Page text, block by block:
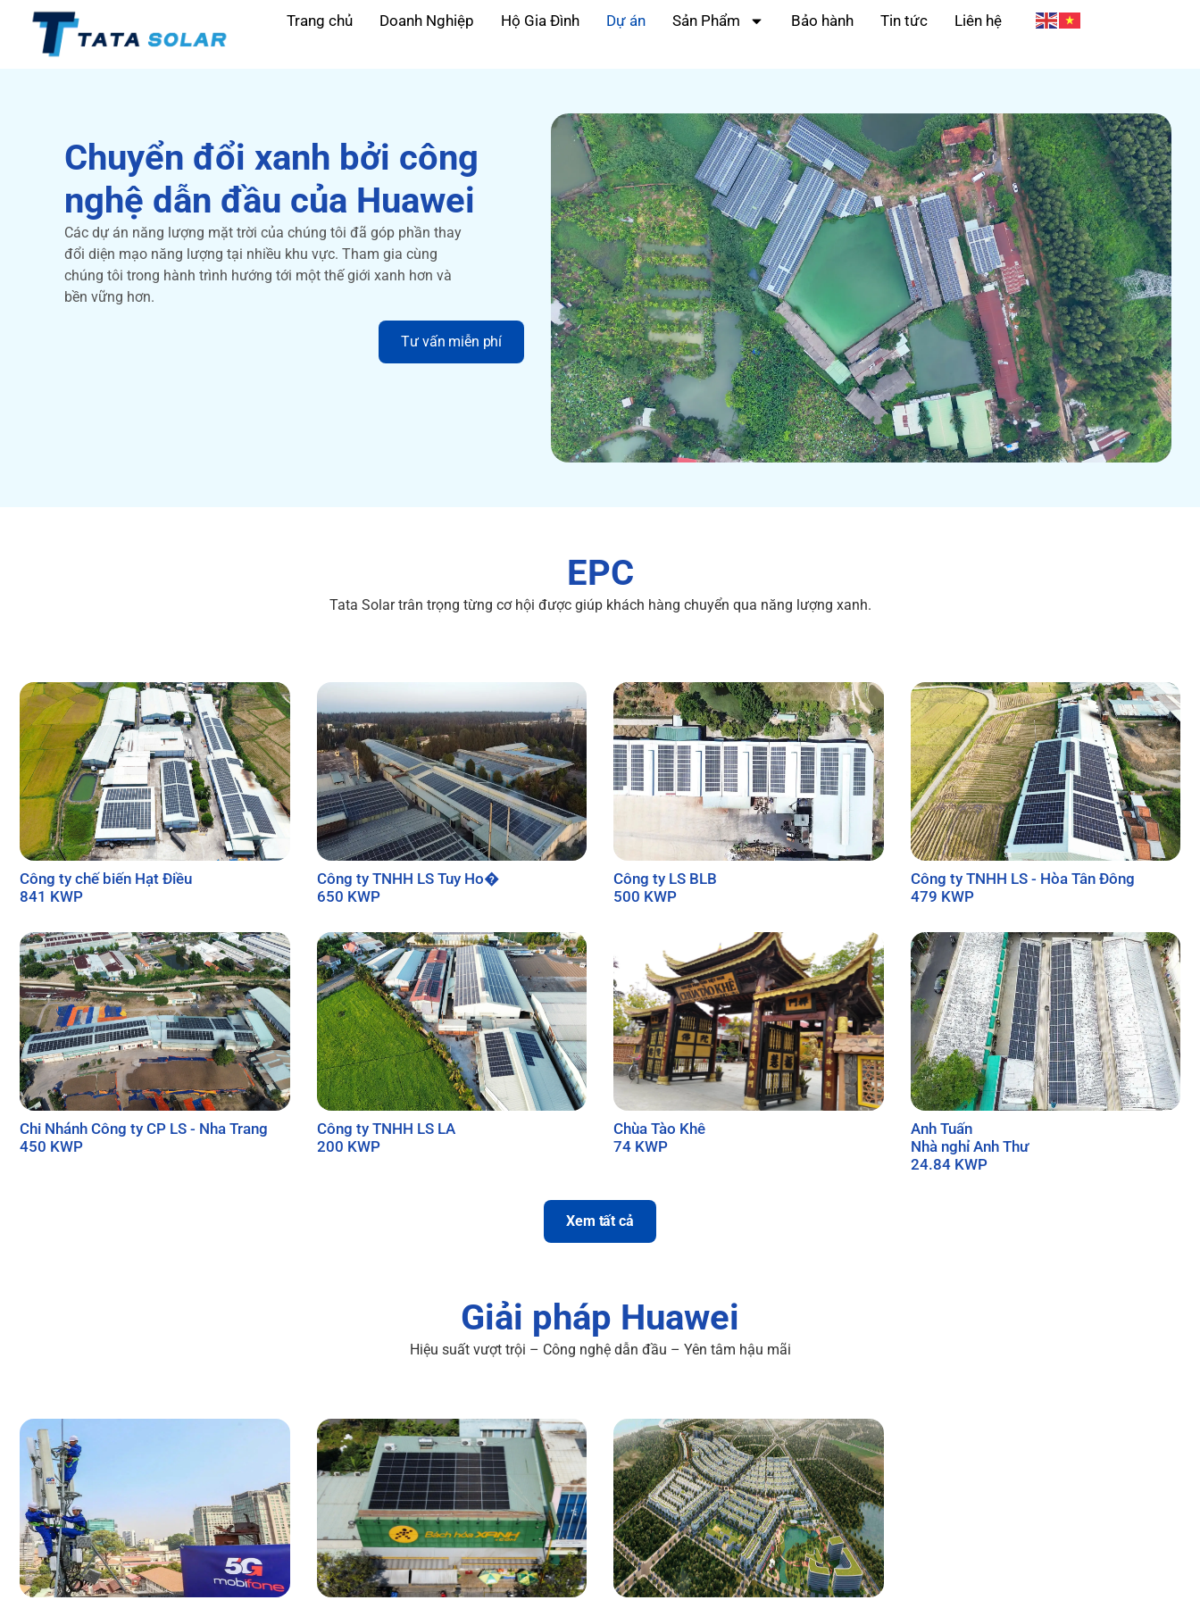
Trang chủ Doanh Nghiệp Hộ Gia Đình Dự án Sản Phẩm Bảo hành Tin tức Liên hệ
Chuyển đổi xanh bởi công
nghệ dẫn đầu của Huawei
Các dự án năng lượng mặt trời của chúng tôi đã góp phần thay
đổi diện mạo năng lượng tại nhiều khu vực. Tham gia cùng
chúng tôi trong hành trình hướng tới một thế giới xanh hơn và
bền vững hơn.
Tư vấn miễn phí
EPC
Tata Solar trân trọng từng cơ hội được giúp khách hàng chuyển qua năng lượng xanh.
Công ty chế biến Hạt Điều
841 KWP
Công ty TNHH LS Tuy Ho�
650 KWP
Công ty LS BLB
500 KWP
Công ty TNHH LS - Hòa Tân Đông
479 KWP
Chi Nhánh Công ty CP LS - Nha Trang
450 KWP
Công ty TNHH LS LA
200 KWP
Chùa Tào Khê
74 KWP
Anh Tuấn
Nhà nghỉ Anh Thư
24.84 KWP
Xem tất cả
Giải pháp Huawei
Hiệu suất vượt trội – Công nghệ dẫn đầu – Yên tâm hậu mãi